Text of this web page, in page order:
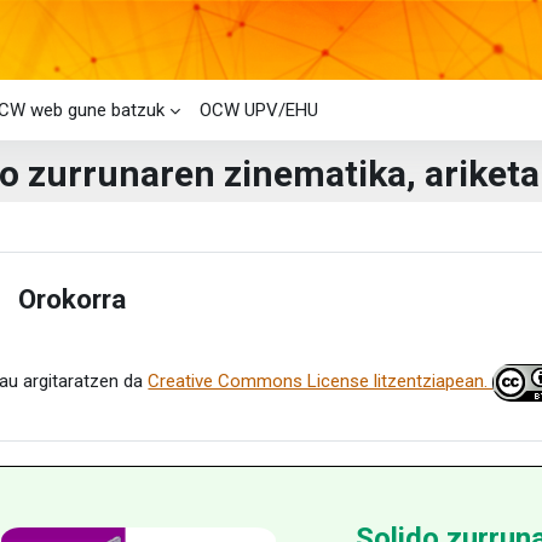
web gune batzuk OCW UPV/EHU
zurrunaren zinematika,
bloke nagusiak
Orokorra
argitaratzen daCreative Commons License litzentziapean.